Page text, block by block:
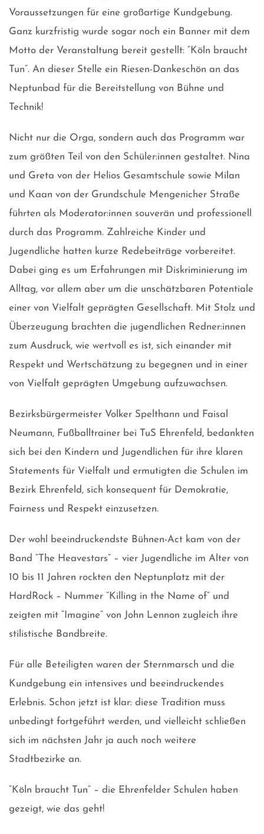
Voraussetzungen für eine großartige Kundgebung.
Ganz kurzfristig wurde sogar noch ein Banner mit dem
Motto der Veranstaltung bereit gestellt: “Köln braucht
Tun”. An dieser Stelle ein Riesen-Dankeschön an das
Neptunbad für die Bereitstellung von Bühne und
Technik!
Nicht nur die Orga, sondern auch das Programm war
zum größten Teil von den Schüler:innen gestaltet. Nina
und Greta von der Helios Gesamtschule sowie Milan
und Kaan von der Grundschule Mengenicher Straße
führten als Moderator:innen souverän und professionell
durch das Programm. Zahlreiche Kinder und
Jugendliche hatten kurze Redebeiträge vorbereitet.
Dabei ging es um Erfahrungen mit Diskriminierung im
Alltag, vor allem aber um die unschätzbaren Potentiale
einer von Vielfalt geprägten Gesellschaft. Mit Stolz und
Überzeugung brachten die jugendlichen Redner:innen
zum Ausdruck, wie wertvoll es ist, sich einander mit
Respekt und Wertschätzung zu begegnen und in einer
von Vielfalt geprägten Umgebung aufzuwachsen.
Bezirksbürgermeister Volker Spelthann und Faisal
Neumann, Fußballtrainer bei TuS Ehrenfeld, bedankten
sich bei den Kindern und Jugendlichen für ihre klaren
Statements für Vielfalt und ermutigten die Schulen im
Bezirk Ehrenfeld, sich konsequent für Demokratie,
Fairness und Respekt einzusetzen.
Der wohl beeindruckendste Bühnen-Act kam von der
Band “The Heavestars” – vier Jugendliche im Alter von
10 bis 11 Jahren rockten den Neptunplatz mit der
HardRock – Nummer “Killing in the Name of” und
zeigten mit “Imagine” von John Lennon zugleich ihre
stilistische Bandbreite.
Für alle Beteiligten waren der Sternmarsch und die
Kundgebung ein intensives und beeindruckendes
Erlebnis. Schon jetzt ist klar: diese Tradition muss
unbedingt fortgeführt werden, und vielleicht schließen
sich im nächsten Jahr ja auch noch weitere
Stadtbezirke an.
“Köln braucht Tun” – die Ehrenfelder Schulen haben
gezeigt, wie das geht!